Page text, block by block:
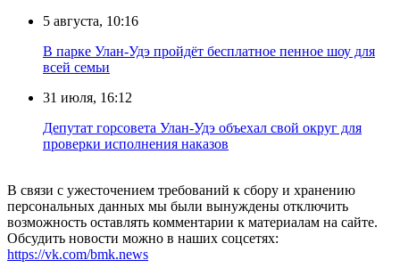
5 августа, 10:16
В парке Улан-Удэ пройдёт бесплатное пенное шоу для
всей семьи
31 июля, 16:12
Депутат горсовета Улан-Удэ объехал свой округ для
проверки исполнения наказов
В связи с ужесточением требований к сбору и хранению
персональных данных мы были вынуждены отключить
возможность оставлять комментарии к материалам на сайте.
Обсудить новости можно в наших соцсетях:
https://vk.com/bmk.news